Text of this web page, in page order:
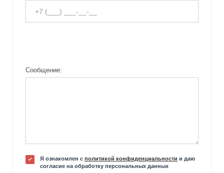
Сообщение:
Я ознакомлен с политикой конфиденциальности и даю
согласие на обработку персональных данных